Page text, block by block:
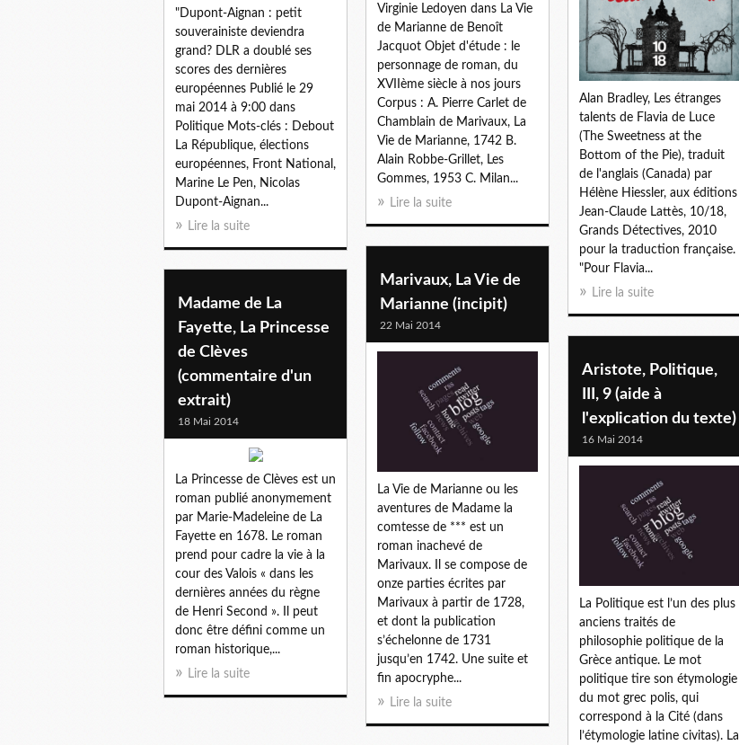
Alan Bradley, Les étranges
talents de Flavia de Luce
(The Sweetness at the
Bottom of the Pie), traduit
de l'anglais (Canada) par
Hélène Hiessler, aux éditions
Jean-Claude Lattès, 10/18,
Grands Détectives, 2010
pour la traduction française.
"Pour Flavia...
Lire la suite
"Dupont-Aignan : petit
souverainiste deviendra
grand? DLR a doublé ses
scores des dernières
européennes Publié le 29
mai 2014 à 9:00 dans
Politique Mots-clés : Debout
La République, élections
européennes, Front National,
Marine Le Pen, Nicolas
Dupont-Aignan...
Lire la suite
Virginie Ledoyen dans La Vie
de Marianne de Benoît
Jacquot Objet d'étude : le
personnage de roman, du
XVIIème siècle à nos jours
Corpus : A. Pierre Carlet de
Chamblain de Marivaux, La
Vie de Marianne, 1742 B.
Alain Robbe-Grillet, Les
Gommes, 1953 C. Milan...
Lire la suite
Marivaux, La Vie de
Marianne (incipit)
22 Mai 2014
La Vie de Marianne ou les
aventures de Madame la
comtesse de *** est un
roman inachevé de
Marivaux. Il se compose de
onze parties écrites par
Marivaux à partir de 1728,
et dont la publication
s’échelonne de 1731
jusqu’en 1742. Une suite et
fin apocryphe...
Lire la suite
Madame de La
Fayette, La Princesse
de Clèves
(commentaire d'un
extrait)
18 Mai 2014
La Princesse de Clèves est un
roman publié anonymement
par Marie-Madeleine de La
Fayette en 1678. Le roman
prend pour cadre la vie à la
cour des Valois « dans les
dernières années du règne
de Henri Second ». Il peut
donc être défini comme un
roman historique,...
Lire la suite
Aristote, Politique,
III, 9 (aide à
l'explication du texte)
16 Mai 2014
La Politique est l’un des plus
anciens traités de
philosophie politique de la
Grèce antique. Le mot
politique tire son étymologie
du mot grec polis, qui
correspond à la Cité (dans
l’étymologie latine civitas). La